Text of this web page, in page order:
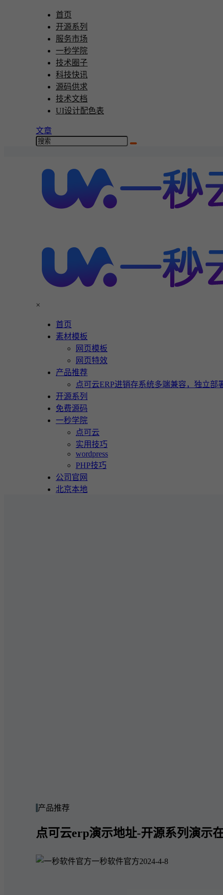
首页
开源系列
服务市场
一秒学院
技术圈子
科技快讯
源码供求
技术文档
UI设计配色表
文章
×
首页
素材模板
网页模板
网页特效
产品推荐
点可云ERP进销存系统多端兼容，独立部
开源系列
免费源码
一秒学院
点可云
实用技巧
wordpress
PHP技巧
公司官网
北京本地
产品推荐
点可云erp演示地址-开源系列演示
一秒软件官方2024-4-8